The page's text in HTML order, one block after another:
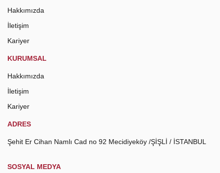
Hakkımızda
İletişim
Kariyer
KURUMSAL
Hakkımızda
İletişim
Kariyer
ADRES
Şehit Er Cihan Namlı Cad no 92 Mecidiyeköy /ŞİŞLİ / İSTANBUL
SOSYAL MEDYA